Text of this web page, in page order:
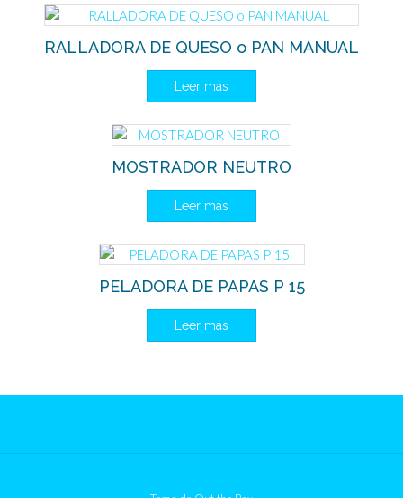
RALLADORA DE QUESO o PAN MANUAL
Leer más
MOSTRADOR NEUTRO
Leer más
PELADORA DE PAPAS P 15
Leer más